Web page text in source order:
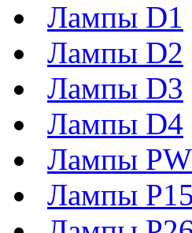
Лампы D1
Лампы D2
Лампы D3
Лампы D4
Лампы
Лампы